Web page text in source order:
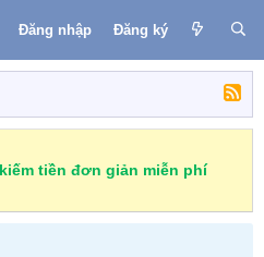
Đăng nhập Đăng ký
tiền đơn giản miễn phí